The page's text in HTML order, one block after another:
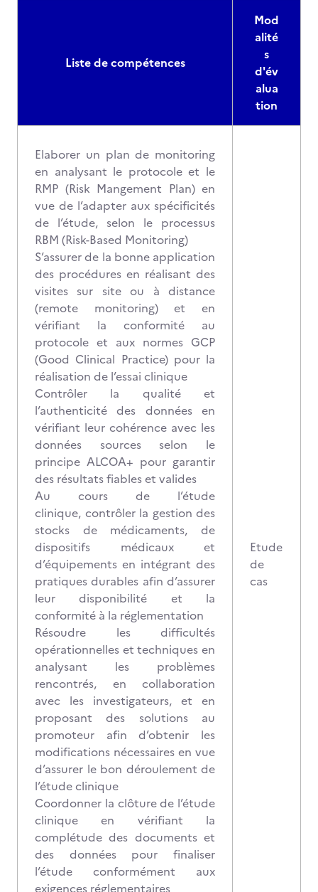
Liste de compétences
Mod
alité
s
d'év
alua
tion
Elaborer un plan de monitoring
en analysant le protocole et le
RMP (Risk Mangement Plan) en
vue de l’adapter aux spécificités
de l’étude, selon le processus
RBM (Risk-Based Monitoring)
S’assurer de la bonne application
des procédures en réalisant des
visites sur site ou à distance
(remote monitoring) et en
vérifiant la conformité au
protocole et aux normes GCP
(Good Clinical Practice) pour la
réalisation de l’essai clinique
Contrôler la qualité et
l’authenticité des données en
vérifiant leur cohérence avec les
données sources selon le
principe ALCOA+ pour garantir
des résultats fiables et valides
Au cours de l’étude
clinique, contrôler la gestion des
stocks de médicaments, de
dispositifs médicaux et
d’équipements en intégrant des
pratiques durables afin d’assurer
leur disponibilité et la
conformité à la réglementation
Résoudre les difficultés
opérationnelles et techniques en
analysant les problèmes
rencontrés, en collaboration
avec les investigateurs, et en
proposant des solutions au
promoteur afin d’obtenir les
modifications nécessaires en vue
d’assurer le bon déroulement de
l’étude clinique
Coordonner la clôture de l’étude
clinique en vérifiant la
complétude des documents et
des données pour finaliser
l’étude conformément aux
exigences réglementaires
Etude
de
cas